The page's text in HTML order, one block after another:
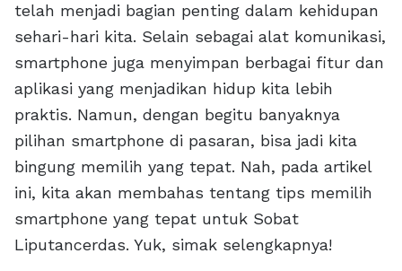
telah menjadi bagian penting dalam kehidupan
sehari-hari kita. Selain sebagai alat komunikasi,
smartphone juga menyimpan berbagai fitur dan
aplikasi yang menjadikan hidup kita lebih
praktis. Namun, dengan begitu banyaknya
pilihan smartphone di pasaran, bisa jadi kita
bingung memilih yang tepat. Nah, pada artikel
ini, kita akan membahas tentang tips memilih
smartphone yang tepat untuk Sobat
Liputancerdas. Yuk, simak selengkapnya!